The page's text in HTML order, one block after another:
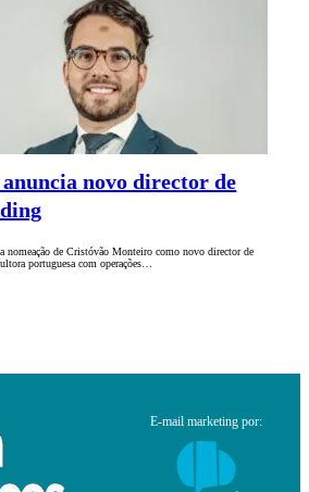
novo director de
nomeação de Cristóvão Monteiro como novo director de
portuguesa com operações…
E-mail marketing por: